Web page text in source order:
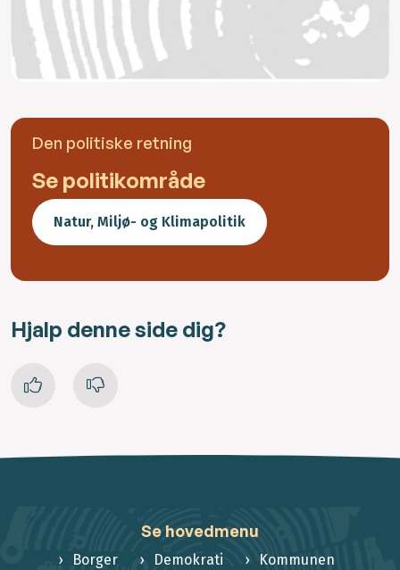
Den politiske retning
Se politikområde
Natur, Miljø- og Klimapolitik
Hjalp denne side dig?
Se hovedmenu
Borger Demokrati Kommunen